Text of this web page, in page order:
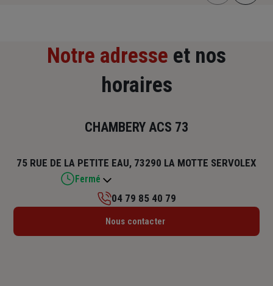
Notre adresse et nos
horaires
CHAMBERY ACS 73
75 RUE DE LA PETITE EAU, 73290 LA MOTTE SERVOLEX
Fermé
Lundi : 09h – 12h30 / 14h – 17h30
04 79 85 40 79
Nous contacter